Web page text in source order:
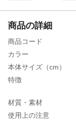
商品の詳細
商品コード
カラー
本体サイズ（cm）
特徴
材質・素材
使用上の注意